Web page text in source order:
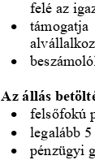
felé az
•
támogatja
•
Az állás
•
felsőfokú
•
legalább
•
pénzügyi